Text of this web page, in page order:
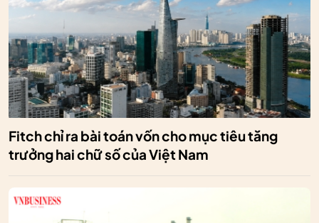
Fitch chỉ ra bài toán vốn cho mục tiêu tăng
trưởng hai chữ số của Việt Nam